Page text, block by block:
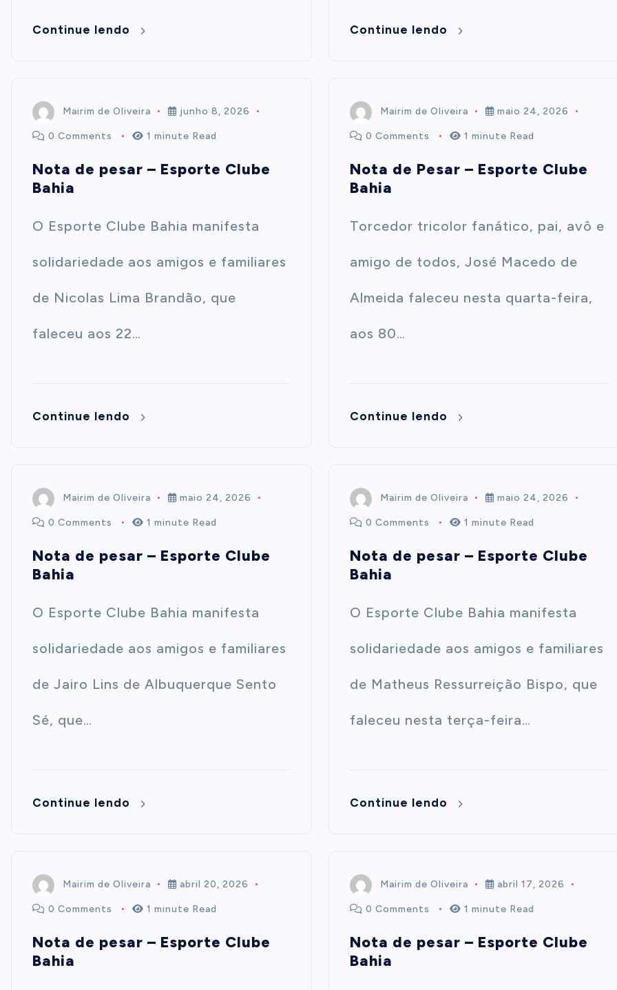
Continue lendo Continue lendo
Mairim de Oliveira junho 8, 2026
0 Comments 1 minute Read
Nota de pesar – Esporte Clube
Bahia
O Esporte Clube Bahia manifesta
solidariedade aos amigos e familiares
de Nicolas Lima Brandão, que
faleceu aos 22…
Continue lendo
Mairim de Oliveira maio 24, 2026
0 Comments 1 minute Read
Nota de Pesar – Esporte Clube
Bahia
Torcedor tricolor fanático, pai, avô e
amigo de todos, José Macedo de
Almeida faleceu nesta quarta-feira,
aos 80…
Continue lendo
Mairim de Oliveira maio 24, 2026
0 Comments 1 minute Read
Nota de pesar – Esporte Clube
Bahia
O Esporte Clube Bahia manifesta
solidariedade aos amigos e familiares
de Jairo Lins de Albuquerque Sento
Sé, que…
Continue lendo
Mairim de Oliveira maio 24, 2026
0 Comments 1 minute Read
Nota de pesar – Esporte Clube
Bahia
O Esporte Clube Bahia manifesta
solidariedade aos amigos e familiares
de Matheus Ressurreição Bispo, que
faleceu nesta terça-feira…
Continue lendo
Mairim de Oliveira abril 20, 2026
0 Comments 1 minute Read
Nota de pesar – Esporte Clube
Bahia
Mairim de Oliveira abril 17, 2026
0 Comments 1 minute Read
Nota de pesar – Esporte Clube
Bahia